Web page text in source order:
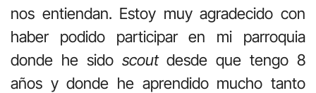
nos entiendan. Estoy muy agradecido con
haber podido participar en mi parroquia
donde he sido scoutdesde que tengo 8
años y donde he aprendido mucho tanto